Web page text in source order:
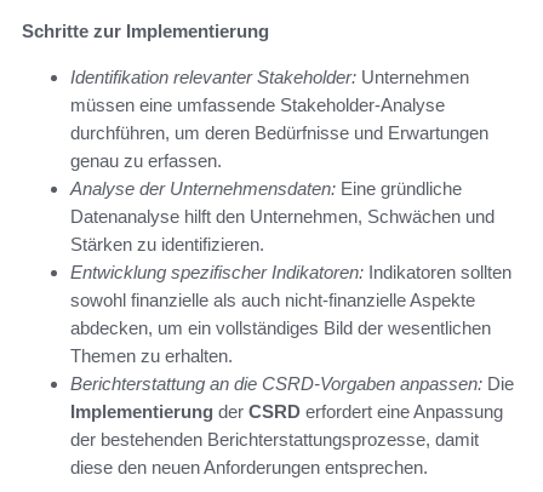
Schritte zur Implementierung
Identifikation relevanter Stakeholder: Unternehmen
müssen eine umfassende Stakeholder-Analyse
durchführen, um deren Bedürfnisse und Erwartungen
genau zu erfassen.
Analyse der Unternehmensdaten: Eine gründliche
Datenanalyse hilft den Unternehmen, Schwächen und
Stärken zu identifizieren.
Entwicklung spezifischer Indikatoren: Indikatoren sollten
sowohl finanzielle als auch nicht-finanzielle Aspekte
abdecken, um ein vollständiges Bild der wesentlichen
Themen zu erhalten.
Berichterstattung an die CSRD-Vorgaben anpassen: Die
Implementierung der CSRD erfordert eine Anpassung
der bestehenden Berichterstattungsprozesse, damit
diese den neuen Anforderungen entsprechen.